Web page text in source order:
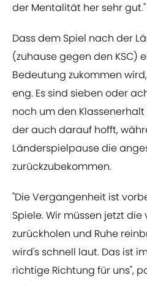
der Mentalität her sehr gut."
Dass dem Spiel nach der
(zuhause gegen den KSC)
Bedeutung zukommen
eng. Es sind sieben oder
noch um den
der auch darauf hofft,
Länderspielpause die
zurückzubekommen.
"Die Vergangenheit ist
Spiele. Wir müssen jetzt
zurückholen und Ruhe
wird's schnell laut. Das ist
richtige Richtung für uns",